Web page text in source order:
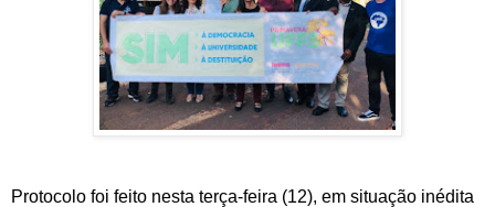
Protocolo foi feito nesta terça-feira (12), em situação inédita